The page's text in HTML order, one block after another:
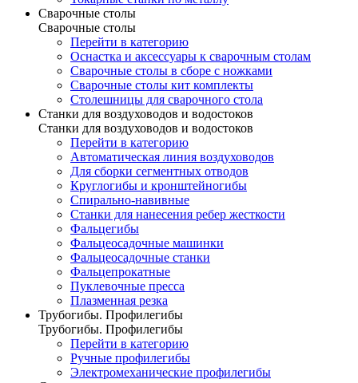
Сварочные столы
Сварочные столы
Перейти в категорию
Оснастка и аксессуары к сварочным столам
Сварочные столы в сборе с ножками
Сварочные столы кит комплекты
Столешницы для сварочного стола
Станки для воздуховодов и водостоков
Станки для воздуховодов и водостоков
Перейти в категорию
Автоматическая линия воздуховодов
Для сборки сегментных отводов
Круглогибы и кронштейногибы
Спирально-навивные
Станки для нанесения ребер жесткости
Фальцегибы
Фальцеосадочные машинки
Фальцеосадочные станки
Фальцепрокатные
Пуклевочные пресса
Плазменная резка
Трубогибы. Профилегибы
Трубогибы. Профилегибы
Перейти в категорию
Ручные профилегибы
Электромеханические профилегибы